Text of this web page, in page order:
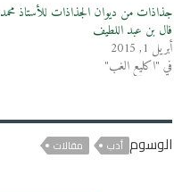
جذاذات من ديوان الجذاذات للأستاذ محمد
فال بن عبد اللطيف
أبريل 1, 2015
في "اكليع الغب"
الوسوم أدب مقالات